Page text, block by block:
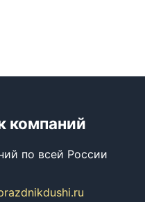
компаний
по всей России